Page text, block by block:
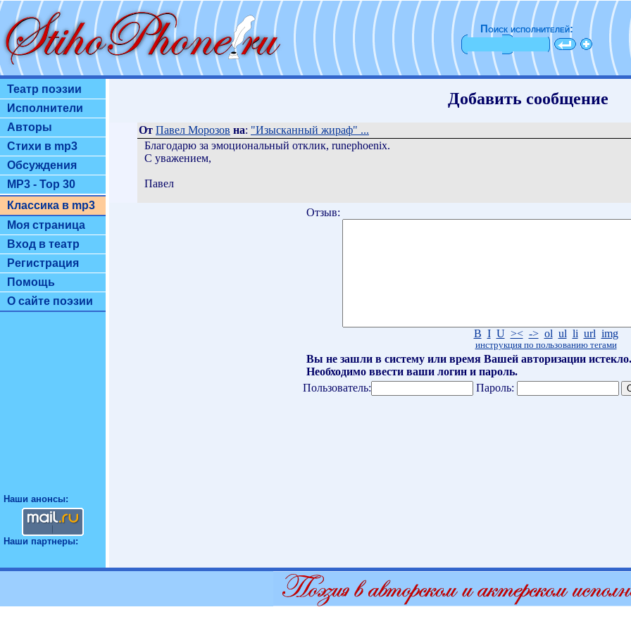
Поиск исполнителей:
Театр поэзии
Исполнители
Авторы
Стихи в mp3
Обсуждения
MP3 - Top 30
Классика в mp3
Моя страница
Вход в театр
Регистрация
Помощь
О сайте поэзии
Наши анонсы:
Наши партнеры:
Добавить сообщение
От Павел Морозов на: "Изысканный жираф" ...
Благодарю за эмоциональный отклик, runephoenix.
С уважением,
Павел
Отзыв:
B I U >< -> ol ul li url img
инструкция по пользованию тегами
Вы не зашли в систему или время Вашей авторизации истекло.
Необходимо ввести ваши логин и пароль.
Пользователь:
Пароль: